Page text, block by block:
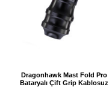
Dragonhawk Mast Fold Pro
Bataryalı Çift Grip Kablosuz